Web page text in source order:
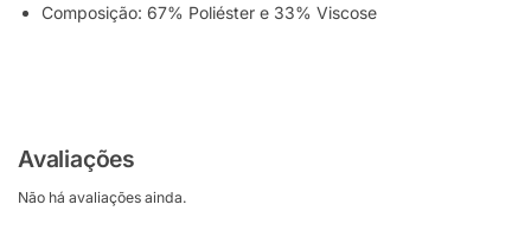
Composição: 67% Poliéster e 33% Viscose
Avaliações
Não há avaliações ainda.